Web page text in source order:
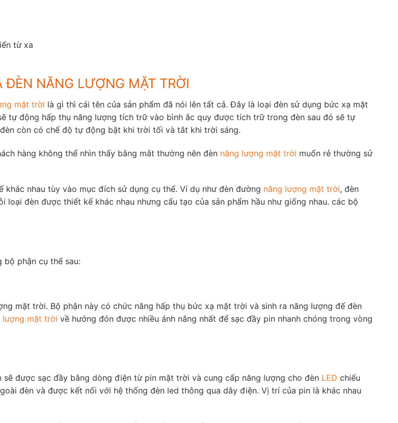
từ xa
ĐÈN NĂNG LƯỢNG MẶT TRỜI
mặt trời là gì thì cái tên của sản phẩm đã nói lên tất cả. Đây là loại đèn sử dụng bức xạ mặt
tự động hấp thụ năng lượng tích trữ vào bình ắc quy được tích trữ trong đèn sau đó sẽ tự
còn có chế độ tự động bật khi trời tối và tắt khi trời sáng.
hàng không thể nhìn thấy bằng mắt thường nên đèn năng lượng mặt trời muốn rẻ thường sử
khác nhau tùy vào mục đích sử dụng cụ thể. Ví dụ như đèn đường năng lượng mặt trời, đèn
đèn được thiết kế khác nhau nhưng cấu tạo của sản phẩm hầu như giống nhau. các bộ
phận cụ thể sau:
mặt trời. Bộ phận này có chức năng hấp thụ bức xạ mặt trời và sinh ra năng lượng để đèn
lượng mặt trời về hướng đón được nhiều ánh nắng nhất để sạc đầy pin nhanh chóng trong vòng
được sạc đầy bằng dòng điện từ pin mặt trời và cung cấp năng lượng cho đèn LED chiếu
đèn và được kết nối với hệ thống đèn led thông qua dây điện. Vị trí của pin là khác nhau